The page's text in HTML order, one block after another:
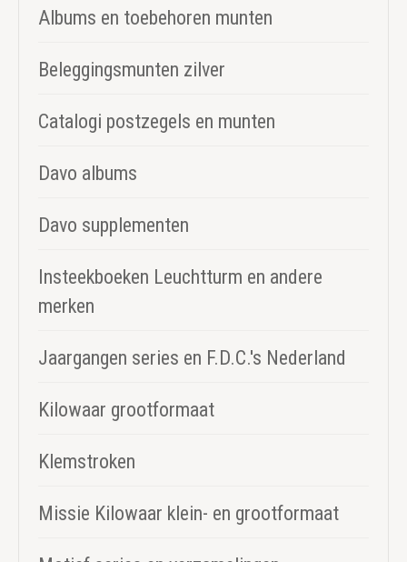
Albums en toebehoren munten
Beleggingsmunten zilver
Catalogi postzegels en munten
Davo albums
Davo supplementen
Insteekboeken Leuchtturm en andere
merken
Jaargangen series en F.D.C.'s Nederland
Kilowaar grootformaat
Klemstroken
Missie Kilowaar klein- en grootformaat